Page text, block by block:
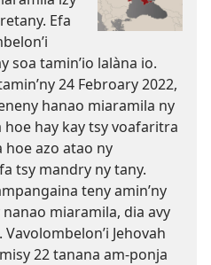
Efa
soa tamin’io lalàna io.
24 Febroary 2022,
hanao miaramila ny
hay kay tsy voafaritra
hoe azo atao ny
tsy mandry ny tany.
teny amin’ny
miaramila, dia avy
Jehovah
22 tanana am-ponja